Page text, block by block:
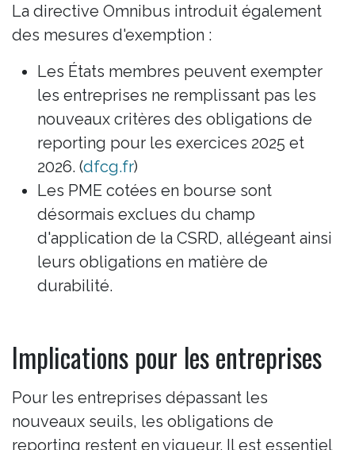
La directive Omnibus introduit également
des mesures d'exemption :
Les États membres peuvent exempter
les entreprises ne remplissant pas les
nouveaux critères des obligations de
reporting pour les exercices 2025 et
2026. (dfcg.fr)
Les PME cotées en bourse sont
désormais exclues du champ
d'application de la CSRD, allégeant ainsi
leurs obligations en matière de
durabilité.
Implications pour les entreprises
Pour les entreprises dépassant les
nouveaux seuils, les obligations de
reporting restent en vigueur. Il est essentiel